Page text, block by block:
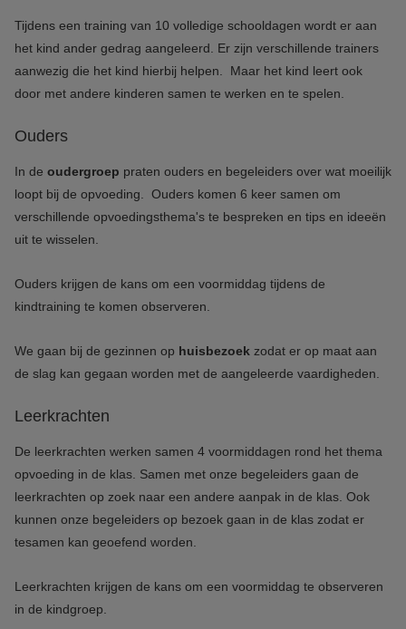
Tijdens een training van 10 volledige schooldagen wordt er aan
het kind ander gedrag aangeleerd. Er zijn verschillende trainers
aanwezig die het kind hierbij helpen. Maar het kind leert ook
door met andere kinderen samen te werken en te spelen.
Ouders
In de oudergroep praten ouders en begeleiders over wat moeilijk
loopt bij de opvoeding. Ouders komen 6 keer samen om
verschillende opvoedingsthema's te bespreken en tips en ideeën
uit te wisselen.
Ouders krijgen de kans om een voormiddag tijdens de
kindtraining te komen observeren.
We gaan bij de gezinnen op huisbezoek zodat er op maat aan
de slag kan gegaan worden met de aangeleerde vaardigheden.
Leerkrachten
De leerkrachten werken samen 4 voormiddagen rond het thema
opvoeding in de klas. Samen met onze begeleiders gaan de
leerkrachten op zoek naar een andere aanpak in de klas. Ook
kunnen onze begeleiders op bezoek gaan in de klas zodat er
tesamen kan geoefend worden.
Leerkrachten krijgen de kans om een voormiddag te observeren
in de kindgroep.